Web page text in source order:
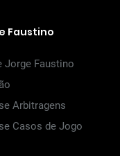
Faustino
Jorge Faustino
Arbitragens
Casos de Jogo